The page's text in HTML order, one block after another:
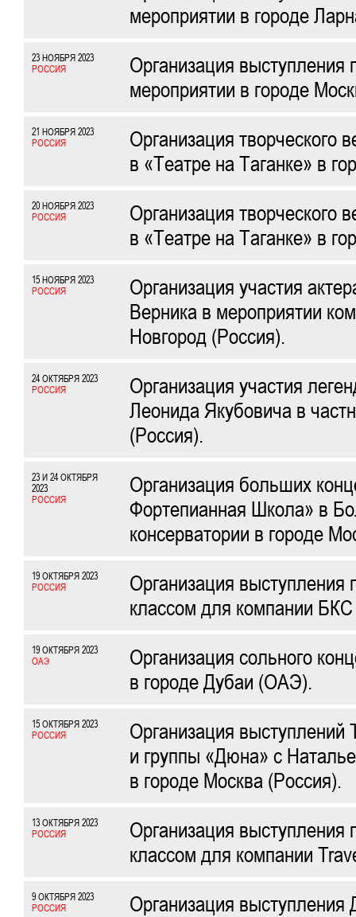
мероприятии в городе
23 НОЯБРЯ 2023
РОССИЯ
Организация
мероприятии в городе
21 НОЯБРЯ 2023
РОССИЯ
Организация творческого
в «Театре на Таганке» в
20 НОЯБРЯ 2023
РОССИЯ
Организация творческого
в «Театре на Таганке» в
15 НОЯБРЯ 2023
РОССИЯ
Организация участия
Верника в мероприятии
Новгород (Россия).
24 ОКТЯБРЯ 2023
РОССИЯ
Организация участия
Леонида Якубовича в
(Россия).
23 И 24 ОКТЯБРЯ
2023
РОССИЯ
Организация больших
Фортепианная Школа» в
консерватории в городе
19 ОКТЯБРЯ 2023
РОССИЯ
Организация выступления
классом для компании
19 ОКТЯБРЯ 2023
ОАЭ
Организация сольного
в городе Дубаи (ОАЭ).
15 ОКТЯБРЯ 2023
РОССИЯ
Организация
и группы «Дюна» с
в городе Москва (Россия).
13 ОКТЯБРЯ 2023
РОССИЯ
Организация выступления
классом для компании
9 ОКТЯБРЯ 2023
РОССИЯ
Организация